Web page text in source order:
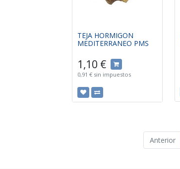
TEJA HORMIGON
MEDITERRANEO PMS
1,10 €
0,91 € sin impuestos
Anterior